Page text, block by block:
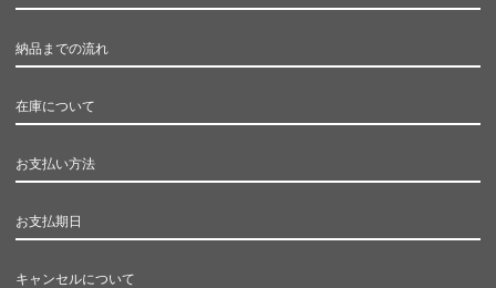
納品までの流れ
在庫について
お支払い方法
お支払期日
キャンセルについて